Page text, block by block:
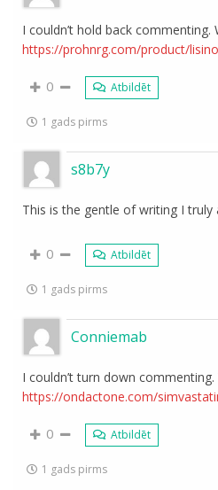
I couldn’t hold back commenting.
https://prohnrg.com/product/
0 Atbildēt
1 gads pirms
s8b7y
This is the gentle of writing I truly
0 Atbildēt
1 gads pirms
Conniemab
I couldn’t turn down
https://ondactone.com/
0 Atbildēt
1 gads pirms